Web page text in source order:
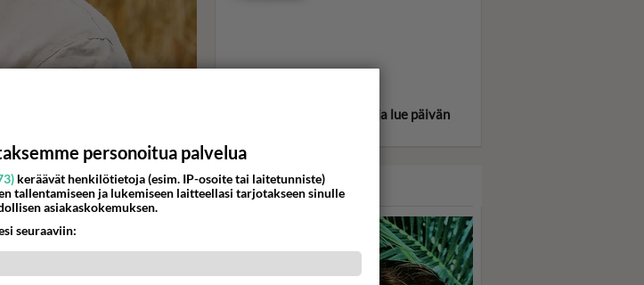
Valitse oma tähtimerkkisi ja lue päivän
KASARI
personoitua palvelua
keräävät henkilötietoja (esim. IP-osoite tai laitetunniste)
tallentamiseen ja lukemiseen laitteellasi tarjotakseen sinulle
asiakaskokemuksen.
seuraaviin: